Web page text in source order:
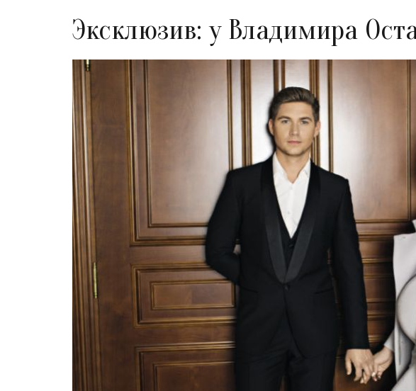
Эксклюзив: у Владимира